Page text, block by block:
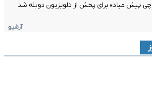
چی پیش میاد» برای پخش از تلویزیون دوبله شد
آرشیو